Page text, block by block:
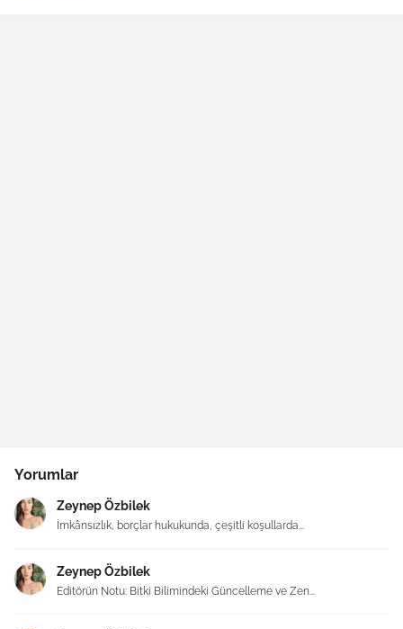
Yorumlar
Zeynep Özbilek
İmkânsızlık, borçlar hukukunda, çeşitli koşullarda...
Zeynep Özbilek
Editörün Notu: Bitki Bilimindeki Güncelleme ve Zen...